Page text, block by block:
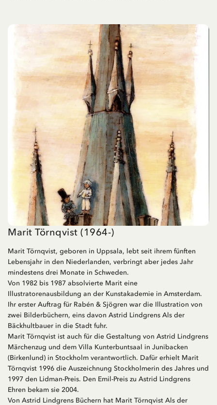
Marit Törnqvist (1964-)
Marit Törnqvist, geboren in Uppsala, lebt seit ihrem fünften
Lebensjahr in den Niederlanden, verbringt aber jedes Jahr
mindestens drei Monate in Schweden.
Von 1982 bis 1987 absolvierte Marit eine
Illustratorenausbildung an der Kunstakademie in Amsterdam.
Ihr erster Auftrag für Rabén & Sjögren war die Illustration von
zwei Bilderbüchern, eins davon Astrid Lindgrens Als der
Bäckhultbauer in die Stadt fuhr.
Marit Törnqvist ist auch für die Gestaltung von Astrid Lindgrens
Märchenzug und dem Villa Kunterbuntsaal in Junibacken
(Birkenlund) in Stockholm verantwortlich. Dafür erhielt Marit
Törnqvist 1996 die Auszeichnung Stockholmerin des Jahres und
1997 den Lidman-Preis. Den Emil-Preis zu Astrid Lindgrens
Ehren bekam sie 2004.
Von Astrid Lindgrens Büchern hat Marit Törnqvist Als der